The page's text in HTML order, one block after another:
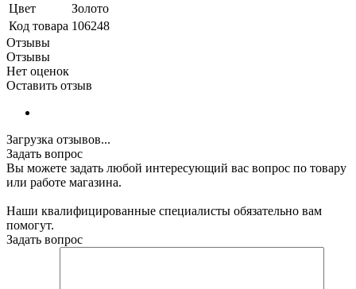
Цвет
Золото
Код товара 106248
Отзывы
Отзывы
Нет оценок
Оставить отзыв
Загрузка отзывов...
Задать вопрос
Вы можете задать любой интересующий вас вопрос по товару
или работе магазина.
Наши квалифицированные специалисты обязательно вам
помогут.
Задать вопрос